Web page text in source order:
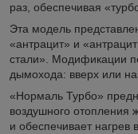
раз, обеспечивая
Эта модель
«антрацит» и
стали». Модификации
дымохода: вверх или
«Нормаль Турбо»
воздушного
и обеспечивает